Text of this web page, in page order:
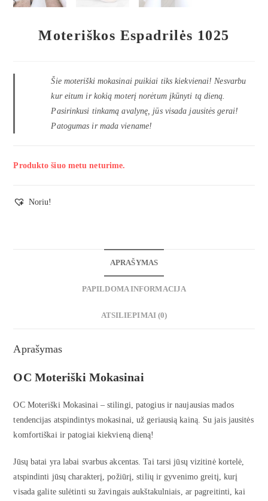
Moteriškos Espadrilės 1025
Šie moteriški mokasinai puikiai tiks kiekvienai! Nesvarbu
kur eitum ir kokią moterį norėtum įkūnyti tą dieną.
Pasirinkusi tinkamą avalynę, jūs visada jausitės gerai!
Patogumas ir mada viename!
Produkto šiuo metu neturime.
Noriu!
APRAŠYMAS
PAPILDOMA INFORMACIJA
ATSILIEPIMAI (0)
Aprašymas
OC Moteriški Mokasinai
OC Moteriški Mokasinai – stilingi, patogius ir naujausias mados
tendencijas atspindintys mokasinai, už geriausią kainą. Su jais jausitės
komfortiškai ir patogiai kiekvieną dieną!
Jūsų batai yra labai svarbus akcentas. Tai tarsi jūsų vizitinė kortelė,
atspindinti jūsų charakterį, požiūrį, stilių ir gyvenimo greitį, kurį
visada galite sulėtinti su žavingais aukštakulniais, ar pagreitinti, kai